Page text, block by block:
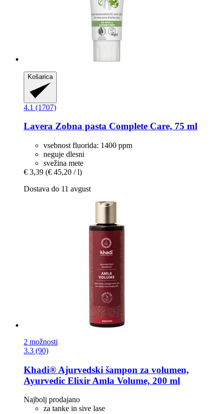
Košarica
4.1 (1707)
Lavera Zobna pasta Complete Care, 75 ml
vsebnost fluorida: 1400 ppm
neguje dlesni
svežina mete
€ 3,39 (€ 45,20 / l)
Dostava do 11 avgust
2 možnosti
3.3 (90)
Khadi® Ajurvedski šampon za volumen,
Ayurvedic Elixir Amla Volume, 200 ml
Najbolj prodajano
za tanke in sive lase